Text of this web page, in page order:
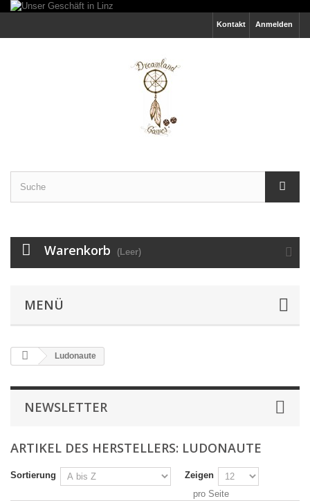
Anmelden
Kontakt
Warenkorb (Leer)
MENÜ
Ludonaute
NEWSLETTER
ARTIKEL DES HERSTELLERS: LUDONAUTE
Sortierung
Zeigen
pro Seite